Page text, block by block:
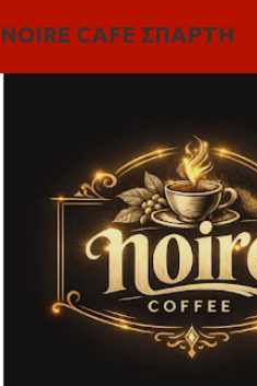
NOIRE CAFE ΣΠΑΡΤΗ